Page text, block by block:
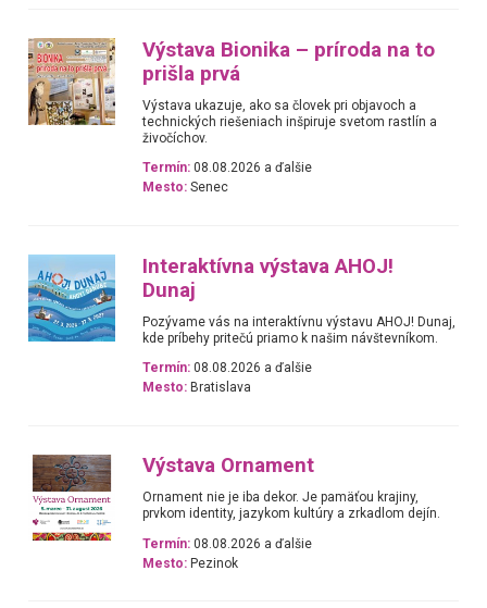
Výstava Bionika – príroda na to
prišla prvá
Výstava ukazuje, ako sa človek pri objavoch a
technických riešeniach inšpiruje svetom rastlín a
živočíchov.
Termín: 08.08.2026 a ďalšie
Mesto: Senec
Interaktívna výstava AHOJ!
Dunaj
Pozývame vás na interaktívnu výstavu AHOJ! Dunaj,
kde príbehy pritečú priamo k našim návštevníkom.
Termín: 08.08.2026 a ďalšie
Mesto: Bratislava
Výstava Ornament
Ornament nie je iba dekor. Je pamäťou krajiny,
prvkom identity, jazykom kultúry a zrkadlom dejín.
Termín: 08.08.2026 a ďalšie
Mesto: Pezinok